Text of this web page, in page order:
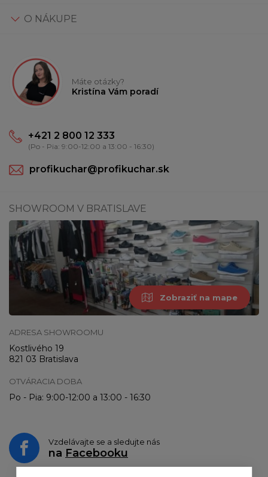
O NÁKUPE
Máte otázky?
Kristína Vám poradí
+421 2 800 12 333
(Po - Pia: 9:00-12:00 a 13:00 - 16:30)
profikuchar@profikuchar.sk
SHOWROOM V BRATISLAVE
Zobraziť na mape
ADRESA SHOWROOMU
Kostlivého 19
821 03 Bratislava
OTVÁRACIA DOBA
Po - Pia: 9:00-12:00 a 13:00 - 16:30
Vzdelávajte se a sledujte nás
na Facebooku